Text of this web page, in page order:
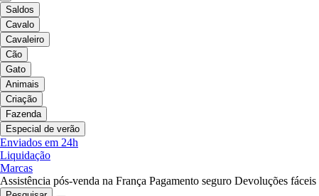
Saldos
Cavalo
Cavaleiro
Cão
Gato
Animais
Criação
Fazenda
Especial de verão
Enviados em 24h
Liquidação
Marcas
Assistência pós-venda na França Pagamento seguro Devoluções fáceis